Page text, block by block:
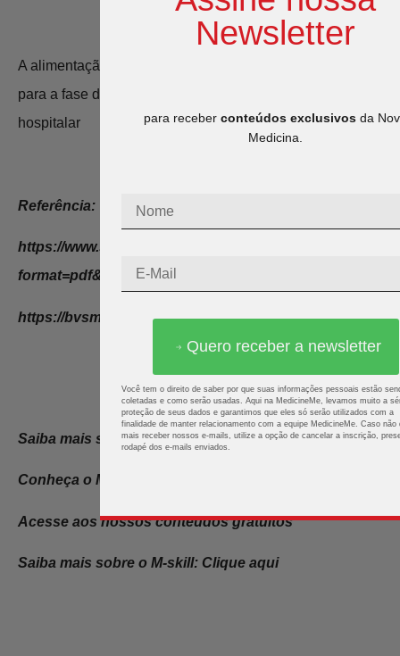
A alimentação aumenta de velocidade, até que evolua
para a fase de acompanhamento, onde há a alta
hospitalar
Referência:
https://www.scielo.br/j/rpp/a/
format=pdf&lang=pt
https://bvsms.saude.gov.br/bvs/publicacoes/
Saiba mais sobre oartigo Delta da Medicina
Conheça o Medicina 5G: Clique aqui
Acesse aos nossos conteúdos gratuitos
Saiba mais sobre o M-skill: Clique aqui
Newsletter
para receber conteúdos exclusivos da
Medicina.
Quero receber a newsletter
Você tem o direito de saber por que suas informações pessoais estão
coletadas e como serão usadas. Aqui na MedicineMe, levamos muito a
proteção de seus dados e garantimos que eles só serão utilizados com a
finalidade de manter relacionamento com a equipe MedicineMe. Caso não
mais receber nossos e-mails, utilize a opção de cancelar a inscrição,
rodapé dos e-mails enviados.